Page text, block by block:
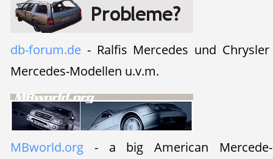
db-forum.de- Ralfis Mercedes und
Mercedes-Modellen u.v.m.
MBworld.org- a big American